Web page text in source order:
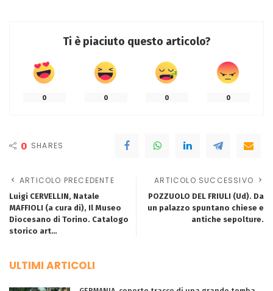
Ti è piaciuto questo articolo?
0 0 0 0
0 SHARES
ARTICOLO PRECEDENTE
Luigi CERVELLIN, Natale
MAFFIOLI (a cura di), Il Museo
Diocesano di Torino. Catalogo
storico art…
ARTICOLO SUCCESSIVO
POZZUOLO DEL FRIULI (Ud). Da
un palazzo spuntano chiese e
antiche sepolture.
ULTIMI ARTICOLI